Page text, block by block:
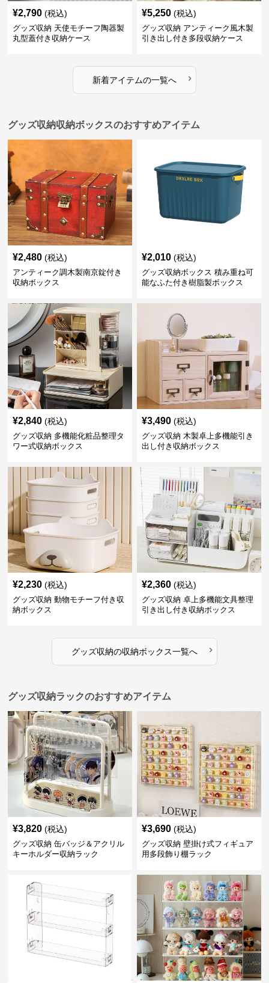
¥2,790 (税込)
グッズ収納 天使モチーフ陶器製
丸型蓋付き収納ケース
¥5,250 (税込)
グッズ収納 アンティーク風木製
引き出し付き多段収納ケース
新着アイテムの一覧へ ›
グッズ収納収納ボックスのおすすめアイテム
¥2,480 (税込)
アンティーク調木製南京錠付き
収納ボックス
¥2,010 (税込)
グッズ収納ボックス 積み重ね可
能なふた付き樹脂製ボックス
¥2,840 (税込)
グッズ収納 多機能化粧品整理タ
ワー式収納ボックス
¥3,490 (税込)
グッズ収納 木製卓上多機能引き
出し付き収納ボックス
¥2,230 (税込)
グッズ収納 動物モチーフ付き収
納ボックス
¥2,360 (税込)
グッズ収納 卓上多機能文具整理
引き出し付き収納ボックス
グッズ収納の収納ボックス一覧へ ›
グッズ収納ラックのおすすめアイテム
¥3,820 (税込)
グッズ収納 缶バッジ＆アクリル
キーホルダー収納ラック
¥3,690 (税込)
グッズ収納 壁掛け式フィギュア
用多段飾り棚ラック